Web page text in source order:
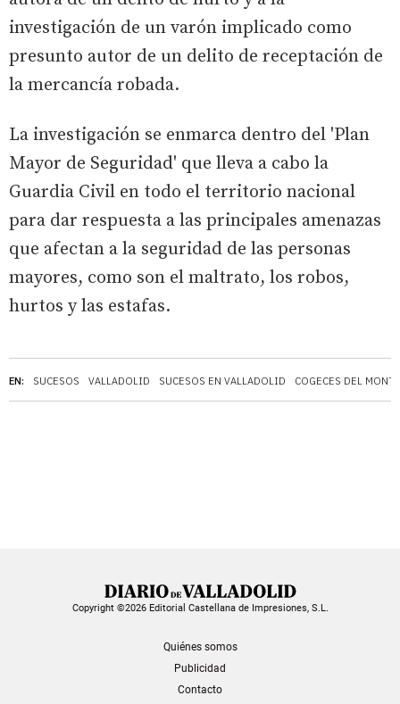
EN: SUCESOS VALLADOLID SUCESOS EN VALLADOLID COGECES DEL MONTE
investigación de un varón implicado como
presunto autor de un delito de receptación de
la mercancía robada.
La investigación se enmarca dentro del 'Plan
Mayor de Seguridad' que lleva a cabo la
Guardia Civil en todo el territorio nacional
para dar respuesta a las principales amenazas
que afectan a la seguridad de las personas
mayores, como son el maltrato, los robos,
hurtos y las estafas.
Copyright ©2026 Editorial Castellana de Impresiones, S.L.
Quiénes somos
Publicidad
Contacto